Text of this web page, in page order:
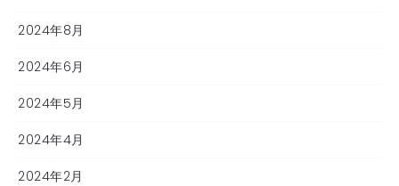
2024年8月
2024年6月
2024年5月
2024年4月
2024年2月